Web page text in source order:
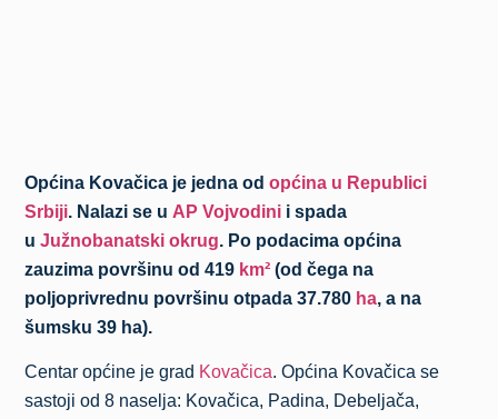
Općina Kovačica je jedna odopćina u Republici
Srbiji. Nalazi se u AP Vojvodini i spada
uJužnobanatski okrug. Po podacima općina
zauzima površinu od 419 km² (od čega na
poljoprivrednu površinu otpada 37.780 ha, a na
šumsku 39 ha).
Centar općine je grad Kovačica. Općina Kovačica se
sastoji od 8 naselja: Kovačica, Padina, Debeljača,